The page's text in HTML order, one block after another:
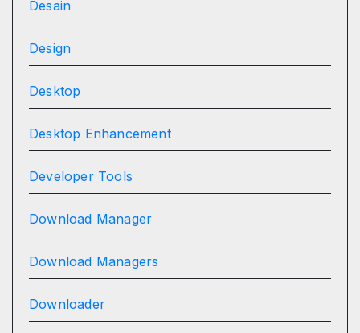
Desain
Design
Desktop
Desktop Enhancement
Developer Tools
Download Manager
Download Managers
Downloader